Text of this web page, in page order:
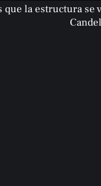
que la estructura